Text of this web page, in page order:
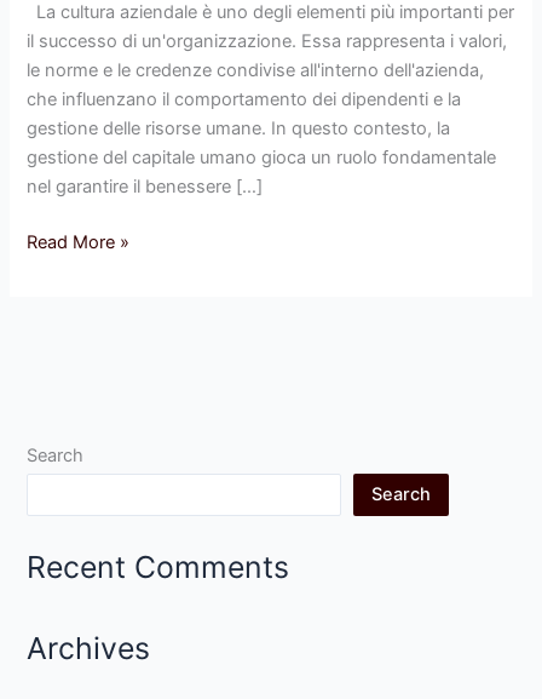
La cultura aziendale è uno degli elementi più importanti per
il successo di un'organizzazione. Essa rappresenta i valori,
le norme e le credenze condivise all'interno dell'azienda,
che influenzano il comportamento dei dipendenti e la
gestione delle risorse umane. In questo contesto, la
gestione del capitale umano gioca un ruolo fondamentale
nel garantire il benessere […]
gestione
del
capitale
umano
in
CorgiBet
Read More »
Search
Search
Recent Comments
Archives